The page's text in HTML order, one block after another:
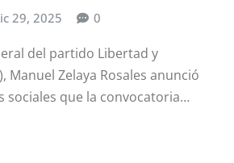
29, 2025 0
del partido Libertad y
Manuel Zelaya Rosales anunció
sociales que la convocatoria…